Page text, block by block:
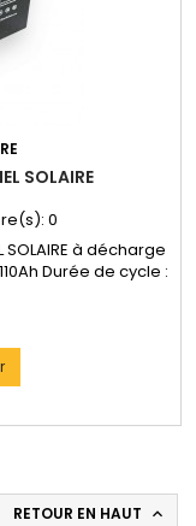
SOLAIRE
0
SOLAIRE à décharge
Durée de cycle :
: 30A
kg Documentation
JOINTS".
RETOUR EN HAUT 